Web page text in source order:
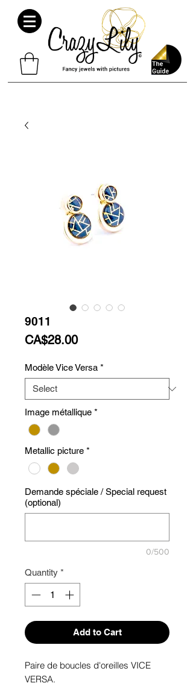
9011
CA$28.00Price
Modèle Vice Versa *
Image métallique *
Metallic picture *
Demande spéciale / Special request
(optional)
0/500
Quantity *
Add to Cart
Paire de boucles d'oreilles VICE
VERSA.